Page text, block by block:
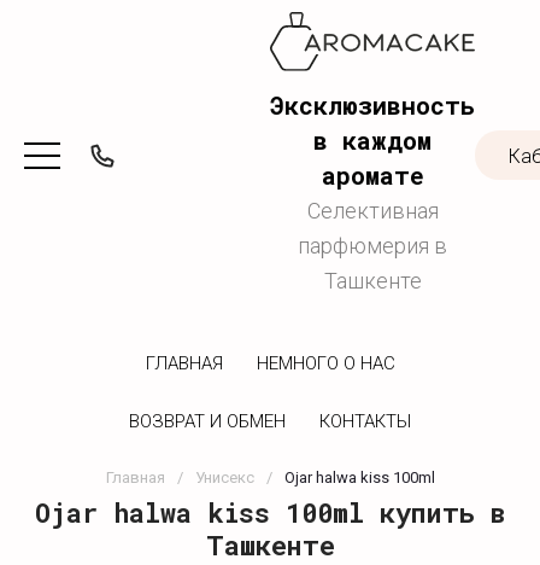
Эксклюзивность
в каждом
аромате
Селективная
парфюмерия в
Ташкенте
ГЛАВНАЯ НЕМНОГО О НАС
ВОЗВРАТ И ОБМЕН КОНТАКТЫ
Главная / Унисекс / Ojar halwa kiss 100ml
Ojar halwa kiss 100ml купить в
Ташкенте